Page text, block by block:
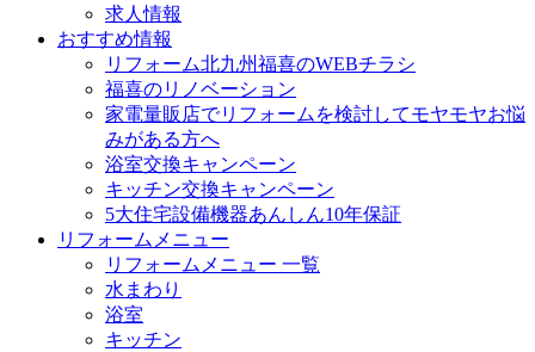
求人情報
おすすめ情報
リフォーム北九州福喜のWEBチラシ
福喜のリノベーション
家電量販店でリフォームを検討してモヤモヤお悩
みがある方へ
浴室交換キャンペーン
キッチン交換キャンペーン
5大住宅設備機器あんしん10年保証
リフォームメニュー
リフォームメニュー 一覧
水まわり
浴室
キッチン